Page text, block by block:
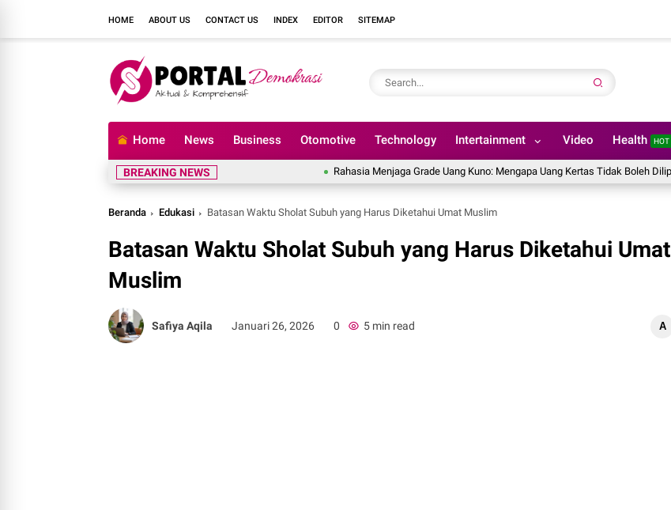
HOME ABOUT US CONTACT US INDEX EDITOR SITEMAP
Home News Business Otomotive Technology Intertainment Video Health HOT
BREAKING NEWS Rahasia Menjaga Grade Uang Kuno: Mengapa Uang Kertas Tidak Boleh Dilipat?
Beranda Edukasi Batasan Waktu Sholat Subuh yang Harus Diketahui Umat Muslim
Batasan Waktu Sholat Subuh yang Harus Diketahui Umat
Muslim
Safiya Aqila Januari 26, 2026 0 5 min read A